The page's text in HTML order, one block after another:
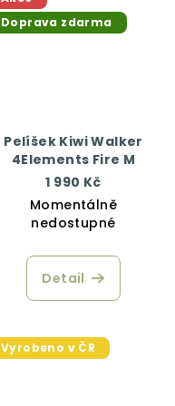
Doprava zdarma
Pelíšek Kiwi Walker
4Elements Fire M
1 990 Kč
Momentálně
nedostupné
Detail
Vyrobeno v ČR